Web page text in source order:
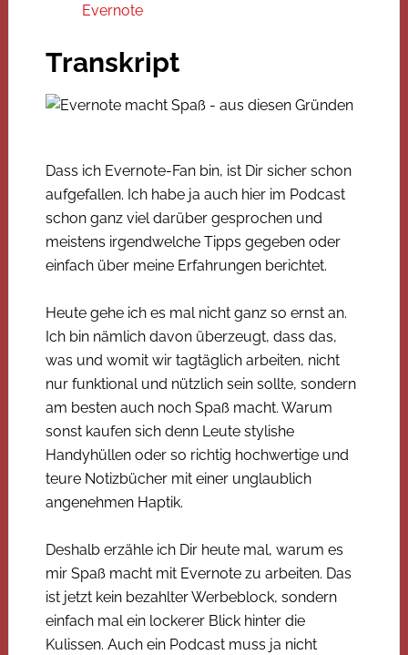
Evernote
Transkript
Dass ich Evernote-Fan bin, ist Dir sicher schon
aufgefallen. Ich habe ja auch hier im Podcast
schon ganz viel darüber gesprochen und
meistens irgendwelche Tipps gegeben oder
einfach über meine Erfahrungen berichtet.
Heute gehe ich es mal nicht ganz so ernst an.
Ich bin nämlich davon überzeugt, dass das,
was und womit wir tagtäglich arbeiten, nicht
nur funktional und nützlich sein sollte, sondern
am besten auch noch Spaß macht. Warum
sonst kaufen sich denn Leute stylishe
Handyhüllen oder so richtig hochwertige und
teure Notizbücher mit einer unglaublich
angenehmen Haptik.
Deshalb erzähle ich Dir heute mal, warum es
mir Spaß macht mit Evernote zu arbeiten. Das
ist jetzt kein bezahlter Werbeblock, sondern
einfach mal ein lockerer Blick hinter die
Kulissen. Auch ein Podcast muss ja nicht